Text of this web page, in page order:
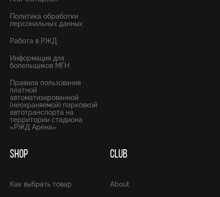
Политика обработки
персональных данных
Работа в РЖД
Информация для
болельщиков МГН
Правила пользования
платной
автоматизированной
(неохраняемой) парковкой
автотранспорта на
территории стадиона
«РЖД Арена»
SHOP
Как выбрать товар
CLUB
About